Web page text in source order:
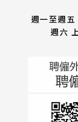
週一至週
週六